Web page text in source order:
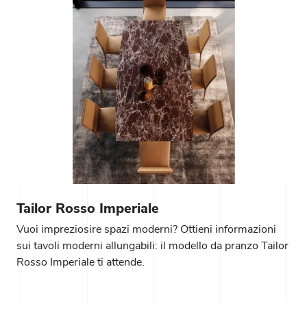
Tailor Rosso Imperiale
Vuoi impreziosire spazi moderni? Ottieni informazioni
sui tavoli moderni allungabili: il modello da pranzo Tailor
Rosso Imperiale ti attende.